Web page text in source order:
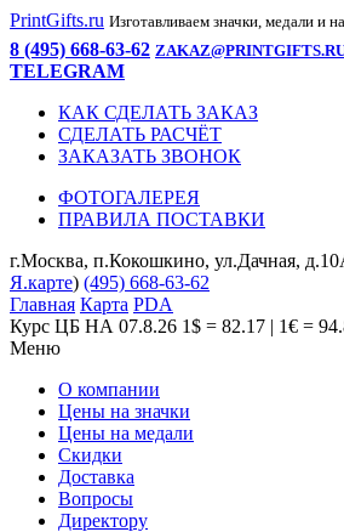
PrintGifts.ru Изготавливаем значки, медали и
8 (495) 668-63-62
TELEGRAM
КАК СДЕЛАТЬ ЗАКАЗ
СДЕЛАТЬ РАСЧЁТ
ЗАКАЗАТЬ ЗВОНОК
ФОТОГАЛЕРЕЯ
ПРАВИЛА ПОСТАВКИ
г.Москва, п.Кокошкино, ул.Дачная,
Я.карте) (495) 668-63-62
Главная Карта PDA
Курс ЦБ НА 07.8.26 1$ = 82.17 | 1€ =
Меню
О компании
Цены на значки
Цены на медали
Скидки
Доставка
Вопросы
Директору